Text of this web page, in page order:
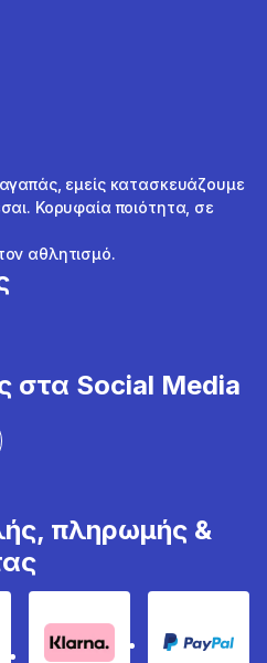
εμείς κατασκευάζουμε
Κορυφαία ποιότητα, σε
αθλητισμό.
στα Social Media
πληρωμής &
Pay & Apple Pay
Klarna PayPal